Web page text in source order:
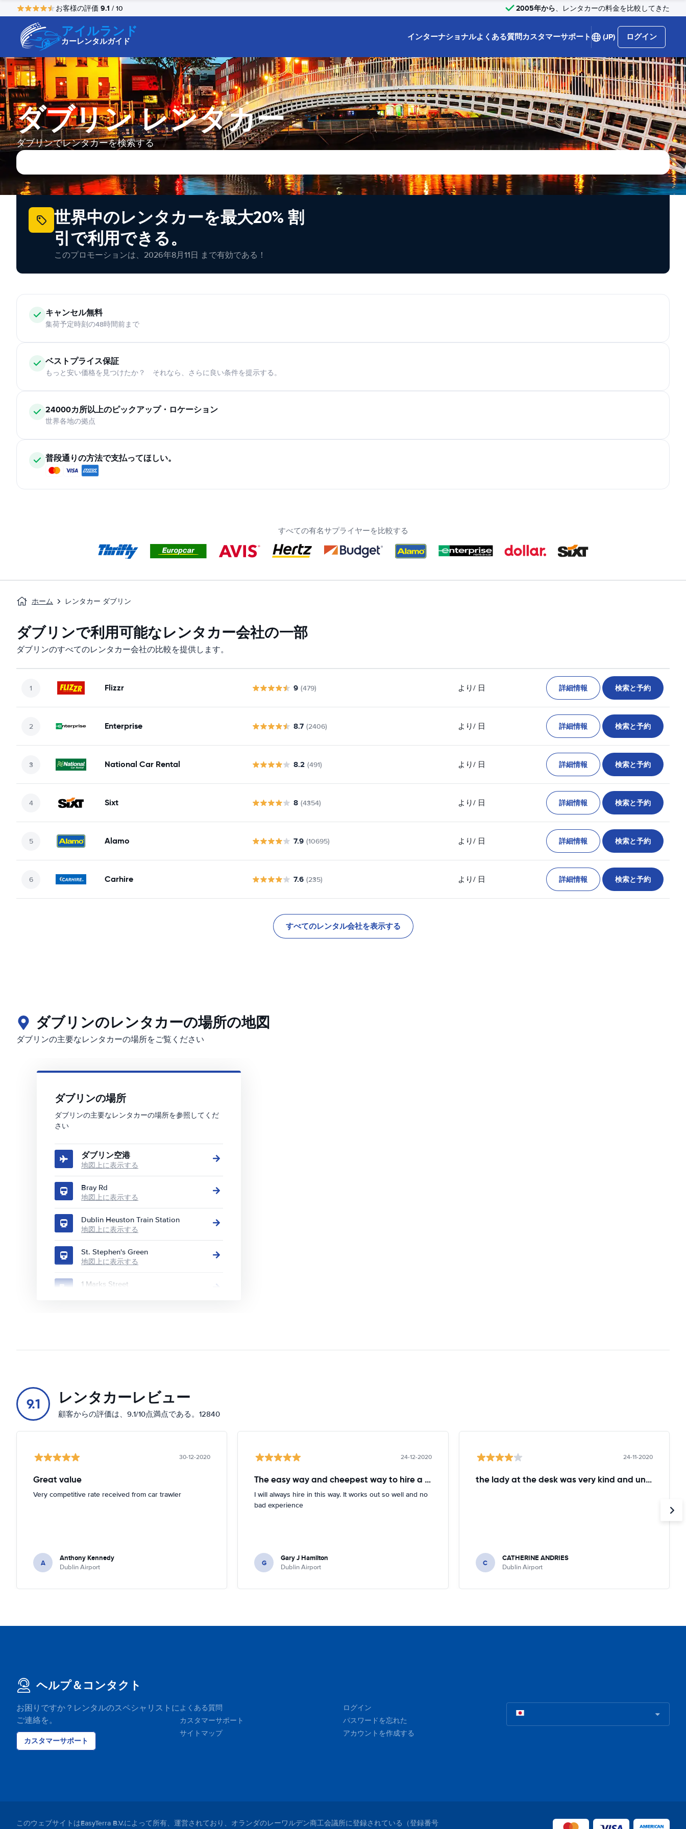
お客様の評価 9.1 / 10 2005年から、レンタカーの料金を比較してきた
アイルランド
カーレンタルガイド インターナショナルよくある質問カスタマーサポート (JP) ログイン
ダブリン レンタカー
ダブリンでレンタカーを検索する
世界中のレンタカーを最大20% 割
引で利用できる。
このプロモーションは、2026年8月11日 まで有効である！
キャンセル無料
集荷予定時刻の48時間前まで
ベストプライス保証
もっと安い価格を見つけたか？ それなら、さらに良い条件を提示する。
24000カ所以上のピックアップ・ロケーション
世界各地の拠点
普段通りの方法で支払ってほしい。
すべての有名サプライヤーを比較する
ホーム レンタカー ダブリン
ダブリンで利用可能なレンタカー会社の一部
ダブリンのすべてのレンタカー会社の比較を提供します。
Flizzr 9 (479) より/ 日 詳細情報 検索と予約
Enterprise 8.7 (2406) より/ 日 詳細情報 検索と予約
National Car Rental 8.2 (491) より/ 日 詳細情報 検索と予約
Sixt 8 (4354) より/ 日 詳細情報 検索と予約
Alamo 7.9 (10695) より/ 日 詳細情報 検索と予約
Carhire 7.6 (235) より/ 日 詳細情報 検索と予約
すべてのレンタル会社を表示する
ダブリンのレンタカーの場所の地図
ダブリンの主要なレンタカーの場所をご覧ください
ダブリンの場所
ダブリンの主要なレンタカーの場所を参照してくだ
さい
ダブリン空港
地図上に表示する
Bray Rd
地図上に表示する
Dublin Heuston Train Station
地図上に表示する
St. Stephen's Green
地図上に表示する
1 Marks Street
12 Kylemore Rd
地図上に表示する
151 S Circular Rd
26 Lombard St E
地図上に表示する
地図上に表示する
Advance Business Park, Swords Rd
地図上に表示する
地図上に表示する
9.1 レンタカーレビュー
顧客からの評価は、9.1/10点満点である。12840
30-12-2020
Great value
Very competitive rate received from car trawler
A Anthony Kennedy
Dublin Airport
24-12-2020
The easy way and cheepest way to hire a car
I will always hire in this way. It works out so well and no
bad experience
G Gary J Hamilton
Dublin Airport
24-11-2020
the lady at the desk was very kind and understanding!
C CATHERINE ANDRIES
Dublin Airport
ヘルプ＆コンタクト
お困りですか？レンタルのスペシャリストに
ご連絡を。
カスタマーサポート
よくある質問
カスタマーサポート
サイトマップ
ログイン
パスワードを忘れた
アカウントを作成する
このウェブサイトはEasyTerra B.V.によって所有、運営されており、オランダのレーワルデン商工会議所に登録されている（登録番号